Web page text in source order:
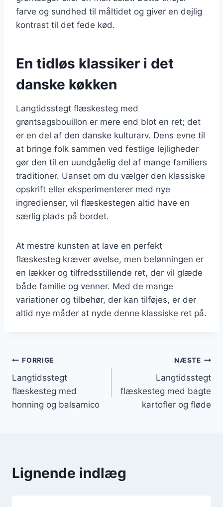
farve og sundhed til måltidet og giver en dejlig
kontrast til det fede kød.
En tidløs klassiker i det
danske køkken
Langtidsstegt flæskesteg med
grøntsagsbouillon er mere end blot en ret; det
er en del af den danske kulturarv. Dens evne til
at bringe folk sammen ved festlige lejligheder
gør den til en uundgåelig del af mange familiers
traditioner. Uanset om du vælger den klassiske
opskrift eller eksperimenterer med nye
ingredienser, vil flæskestegen altid have en
særlig plads på bordet.
At mestre kunsten at lave en perfekt
flæskesteg kræver øvelse, men belønningen er
en lækker og tilfredsstillende ret, der vil glæde
både familie og venner. Med de mange
variationer og tilbehør, der kan tilføjes, er der
altid nye måder at nyde denne klassiske ret på.
Indlægsnavigation
FORRIGE
Langtidsstegt
flæskesteg med
honning og balsamico
NÆSTE
Langtidsstegt
flæskesteg med bagte
kartofler og fløde
Lignende indlæg